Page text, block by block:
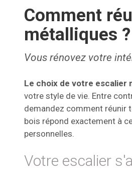
Comment
métalliques ?
Vous rénovez votre
Le choix de votre
votre style de vie. Entre
demandez comment réunir
bois répond exactement à
personnelles.
Votre escalier